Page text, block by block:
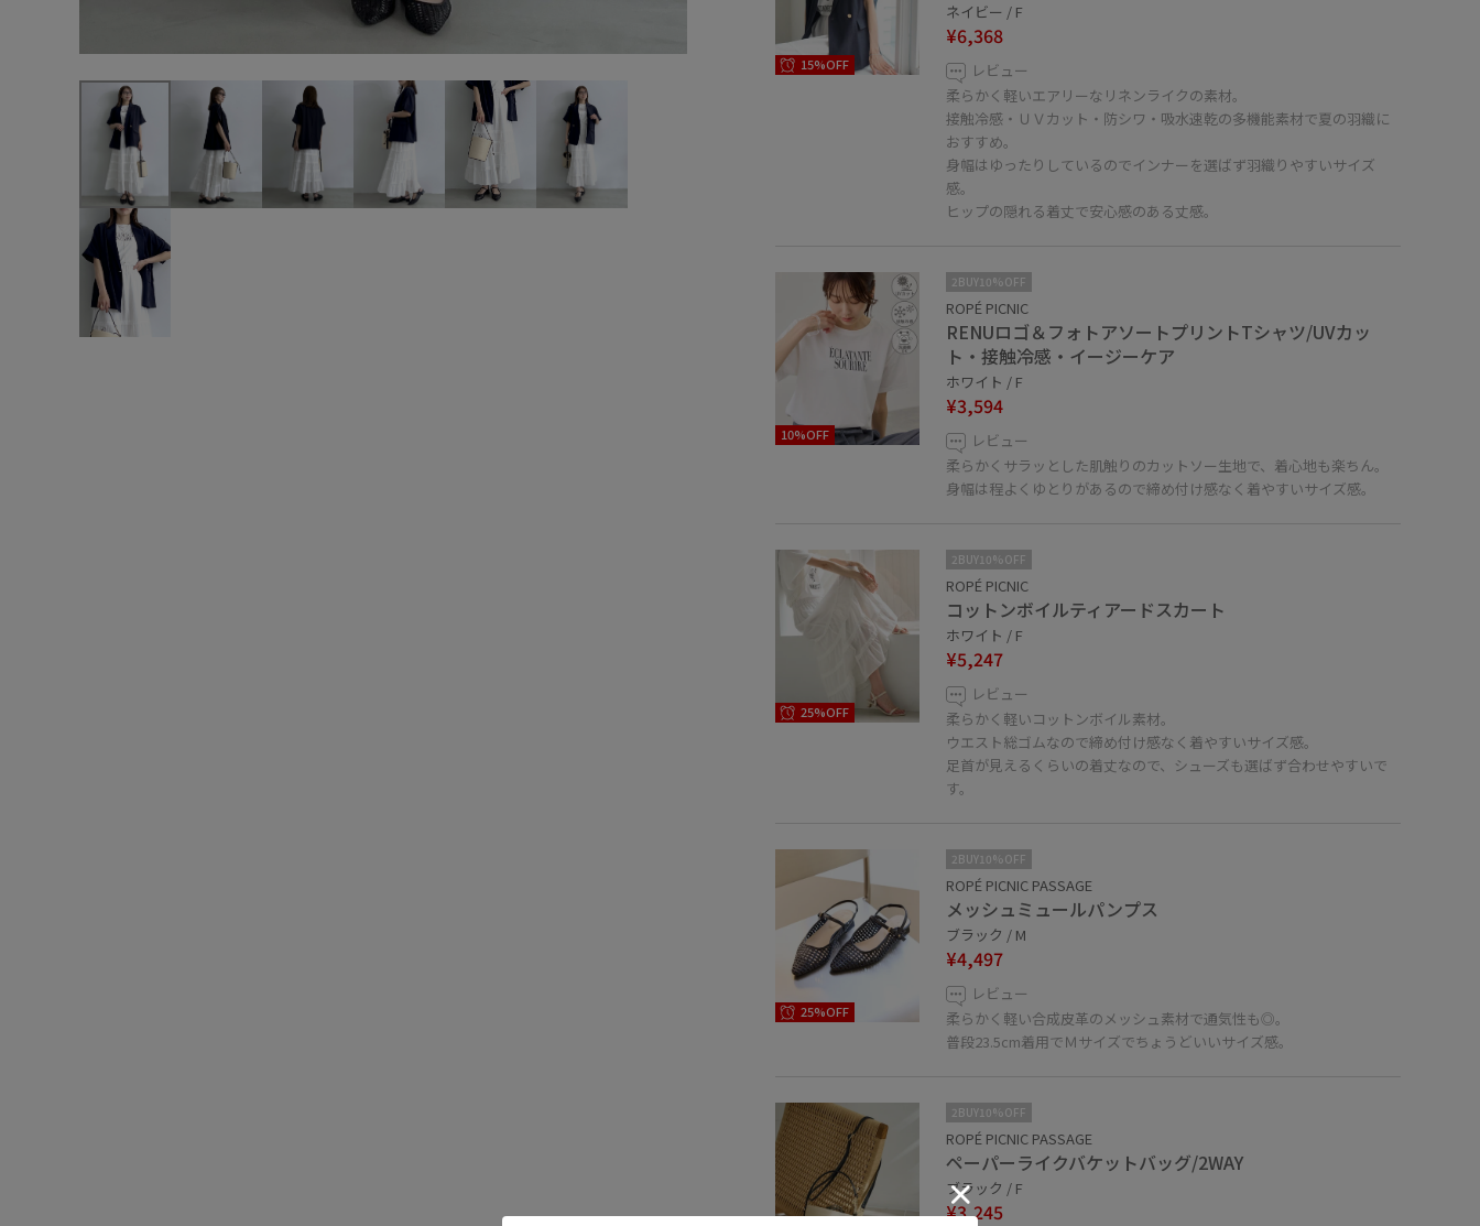
15%OFF
ネイビー / F
¥6,368
レビュー
柔らかく軽いエアリーなリネンライクの素材。
接触冷感・ＵＶカット・防シワ・吸水速乾の多機能素材で夏の羽織に
おすすめ。
身幅はゆったりしているのでインナーを選ばず羽織りやすいサイズ
感。
ヒップの隠れる着丈で安心感のある丈感。
10%OFF
2BUY10%OFF
ROPÉ PICNIC
RENUロゴ＆フォトアソートプリントTシャツ/UVカッ
ト・接触冷感・イージーケア
ホワイト / F
¥3,594
レビュー
柔らかくサラッとした肌触りのカットソー生地で、着心地も楽ちん。
身幅は程よくゆとりがあるので締め付け感なく着やすいサイズ感。
25%OFF
2BUY10%OFF
ROPÉ PICNIC
コットンボイルティアードスカート
ホワイト / F
¥5,247
レビュー
柔らかく軽いコットンボイル素材。
ウエスト総ゴムなので締め付け感なく着やすいサイズ感。
足首が見えるくらいの着丈なので、シューズも選ばず合わせやすいで
す。
25%OFF
2BUY10%OFF
ROPÉ PICNIC PASSAGE
メッシュミュールパンプス
ブラック / M
¥4,497
レビュー
柔らかく軽い合成皮革のメッシュ素材で通気性も◎。
普段23.5cm着用でＭサイズでちょうどいいサイズ感。
2BUY10%OFF
ROPÉ PICNIC PASSAGE
ペーパーライクバケットバッグ/2WAY
ブラック / F
¥3,245